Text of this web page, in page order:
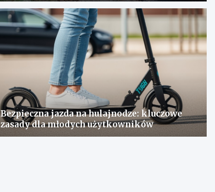
Bezpieczna jazda na hulajnodze: kluczowe
zasady dla młodych użytkowników